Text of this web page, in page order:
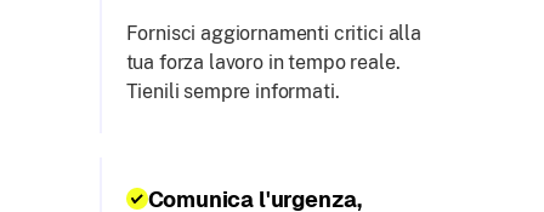
Fornisci aggiornamenti critici alla
tua forza lavoro in tempo reale.
Tienili sempre informati.
Comunica l'urgenza,